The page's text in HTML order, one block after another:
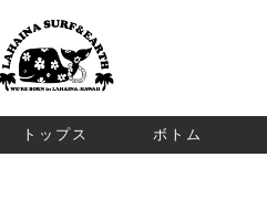
検索
トップス ボトム